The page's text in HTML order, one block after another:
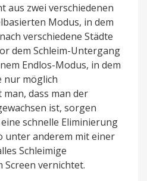
aus zwei verschiedenen
Modus, in dem
verschiedene Städte
dem Schleim-Untergang
Endlos-Modus, in dem
nur möglich
dass man der
ist, sorgen
schnelle Eliminierung
unter anderem mit einer
Schleimige
Screen vernichtet.